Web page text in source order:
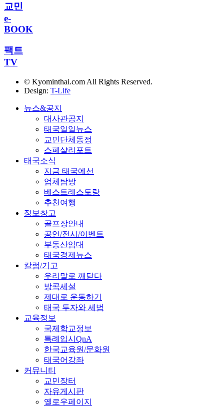
교민
e-
BOOK
팩트
TV
© Kyominthai.com All Rights Reserved.
Design: T-Life
뉴스&공지
대사관공지
태국일일뉴스
교민단체동정
스페샬리포트
태국소식
지금 태국에선
업체탐방
베스트레스토랑
추천여행
정보창고
골프장안내
공연/전시/이벤트
부동산임대
태국경제뉴스
칼럼/기고
우리말로 깨닫다
방콕세설
제대로 운동하기
태국 투자와 세법
교육정보
국제학교정보
특례입시QnA
한국교육원/문화원
태국어강좌
커뮤니티
교민장터
자유게시판
옐로우페이지